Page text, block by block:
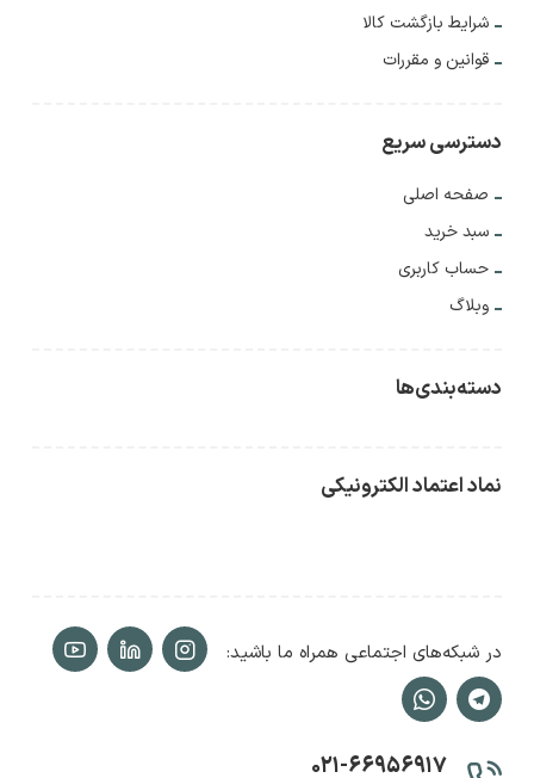
شرایط بازگشت کالا
قوانین و مقررات
دسترسی سریع
صفحه اصلی
سبد خرید
حساب کاربری
وبلاگ
دسته‌بندی‌ها
نماد اعتماد الکترونیکی
در شبکه‌های اجتماعی همراه ما باشید:
۰۲۱-۶۶۹۵۶۹۱۷